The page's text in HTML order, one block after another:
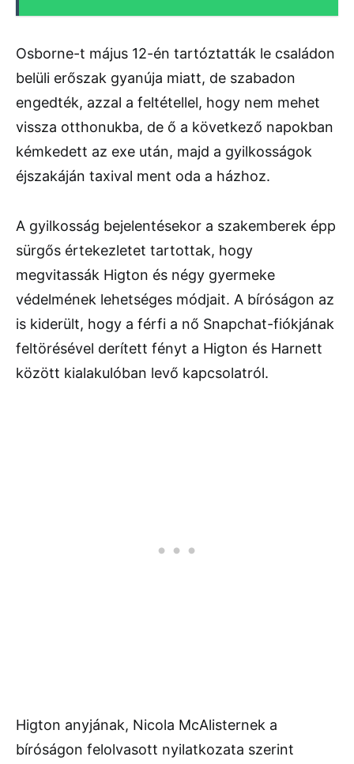
Osborne-t május 12-én tartóztatták le családon
belüli erőszak gyanúja miatt, de szabadon
engedték, azzal a feltétellel, hogy nem mehet
vissza otthonukba, de ő a következő napokban
kémkedett az exe után, majd a gyilkosságok
éjszakáján taxival ment oda a házhoz.
A gyilkosság bejelentésekor a szakemberek épp
sürgős értekezletet tartottak, hogy
megvitassák Higton és négy gyermeke
védelmének lehetséges módjait. A bíróságon az
is kiderült, hogy a férfi a nő Snapchat-fiókjának
feltörésével derített fényt a Higton és Harnett
között kialakulóban levő kapcsolatról.
Higton anyjának, Nicola McAlisternek a
bíróságon felolvasott nyilatkozata szerint